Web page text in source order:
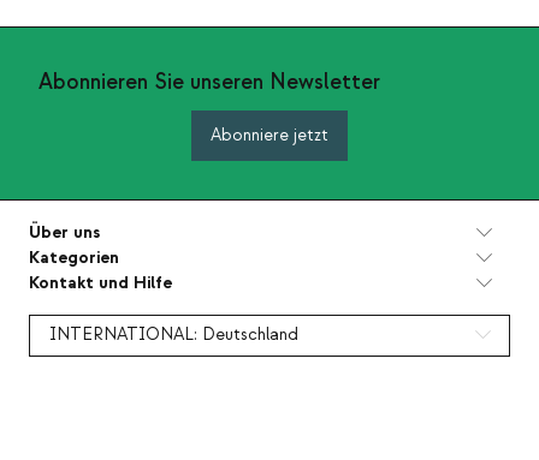
Abonnieren Sie unseren Newsletter
Abonniere jetzt
Über uns
Kategorien
Kontakt und Hilfe
INTERNATIONAL: Deutschland